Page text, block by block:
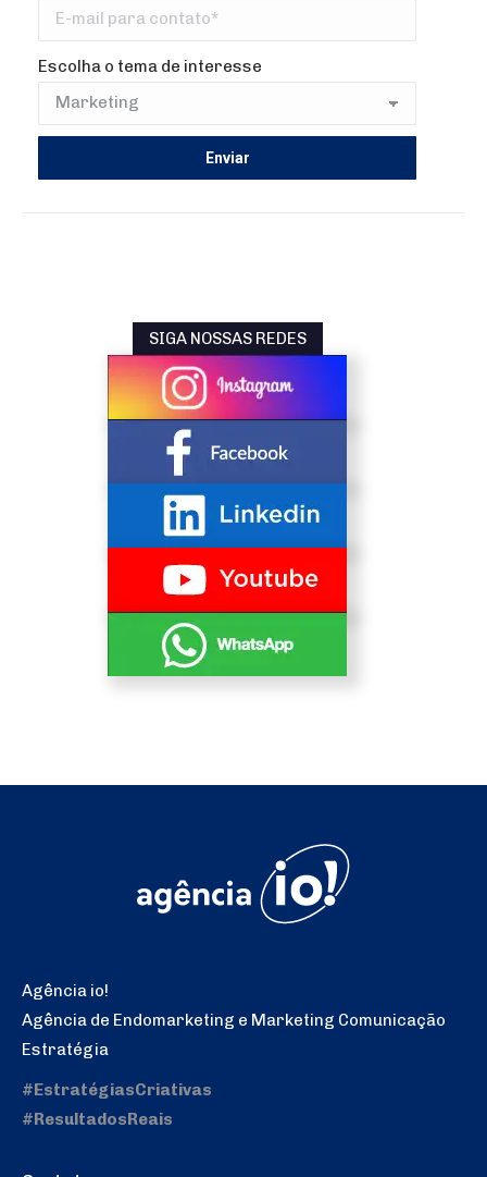
Escolha o tema de interesse
SIGA NOSSAS REDES
Agência io!
Agência de Endomarketing e Marketing Comunicação
Estratégia
#EstratégiasCriativas
#ResultadosReais